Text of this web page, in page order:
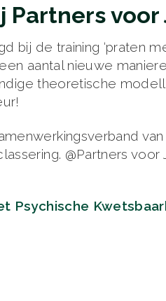
Partners voor
bij de training ‘praten
aantal nieuwe
theoretische
@Partners
Psychische